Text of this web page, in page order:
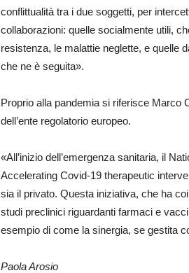
conflittualità tra i due soggetti, per
collaborazioni: quelle socialmente utili,
resistenza, le malattie neglette, e quelle
che ne è seguita».
Proprio alla pandemia si riferisce Marco
dell’ente regolatorio europeo.
«All’inizio dell’emergenza sanitaria, il
Accelerating Covid-19 therapeutic
sia il privato. Questa iniziativa, che ha
studi preclinici riguardanti farmaci e
esempio di come la sinergia, se gestita
Paola Arosio